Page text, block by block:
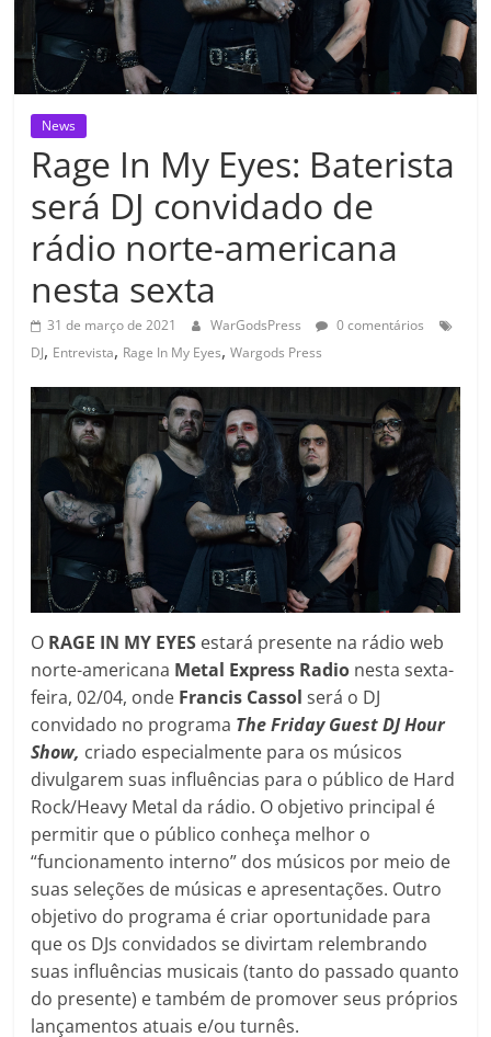
News
Rage In My Eyes: Baterista
será DJ convidado de
rádio norte-americana
nesta sexta
31 de março de 2021 WarGodsPress
0 comentários
DJ, Entrevista, Rage In My Eyes,Wargods Press
O RAGE IN MY EYES estará presente na rádio web
norte-americana Metal Express Radio nesta sexta-
feira, 02/04, onde Francis Cassolserá o DJ
convidado no programa The Friday Guest DJ Hour
Show, criado especialmente para os músicos
divulgarem suas influências para o público de Hard
Rock/Heavy Metal da rádio. O objetivo principal é
permitir que o público conheça melhor o
“funcionamento interno” dos músicos por meio de
suas seleções de músicas e apresentações. Outro
objetivo do programa é criar oportunidade para
que os DJs convidados se divirtam relembrando
suas influências musicais (tanto do passado quanto
do presente) e também de promover seus próprios
lançamentos atuais e/ou turnês.